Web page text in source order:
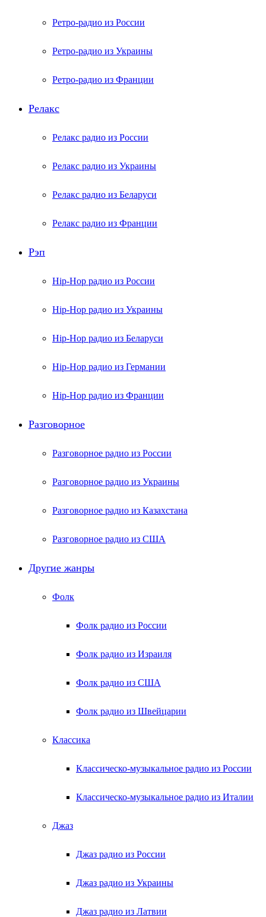
Ретро-радио из России
Ретро-радио из Украины
Ретро-радио из Франции
Релакс
Релакс радио из России
Релакс радио из Украины
Релакс радио из Беларуси
Релакс радио из Франции
Рэп
Hip-Hop радио из России
Hip-Hop радио из Украины
Hip-Hop радио из Беларуси
Hip-Hop радио из Германии
Hip-Hop радио из Франции
Разговорное
Разговорное радио из России
Разговорное радио из Украины
Разговорное радио из Казахстана
Разговорное радио из США
Другие жанры
Фолк
Фолк радио из России
Фолк радио из Израиля
Фолк радио из США
Фолк радио из Швейцарии
Классика
Классическо-музыкальное радио из России
Классическо-музыкальное радио из Италии
Джаз
Джаз радио из России
Джаз радио из Украины
Джаз радио из Латвии